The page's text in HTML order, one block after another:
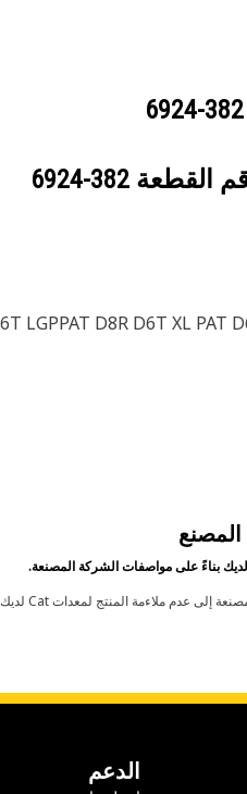
382-6924
القطعة 382-6924
LGPPAT D8R D6T XL PAT
الدعم